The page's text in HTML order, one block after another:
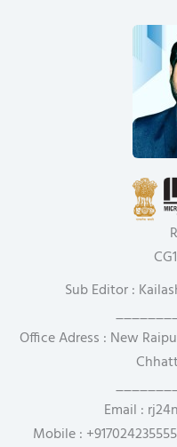
Sub Editor :
Office Adress : New
Email :
Mobile :